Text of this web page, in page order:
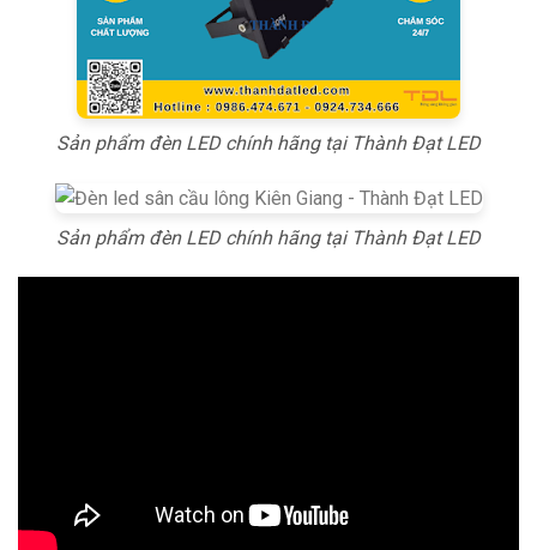
Sản phẩm đèn LED chính hãng tại Thành Đạt LED
Sản phẩm đèn LED chính hãng tại Thành Đạt LED